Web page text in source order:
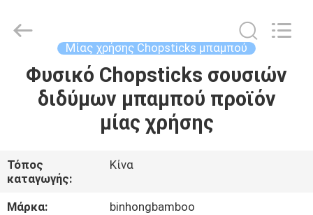
ΣΠΊΤΙ
ΠΕΡΊΠΟΥ
ΕΜΕΊΣ
and
Export
Μίας χρήσης Chopsticks μπαμπού
Φυσικό Chopsticks σουσιών
διδύμων μπαμπού προϊόν
μίας χρήσης
Τόπος
καταγωγής:
Κίνα
Μάρκα:
binhongbamboo